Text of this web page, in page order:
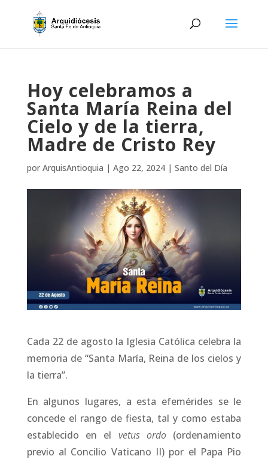
Hoy celebramos a
Santa María Reina del
Cielo y de la tierra,
Madre de Cristo Rey
por ArquisAntioquia | Ago 22, 2024| Santo del Día
Cada 22 de agosto la Iglesia Católica celebra la
memoria de “Santa María, Reina de los cielos y
la tierra”.
En algunos lugares, a esta efemérides se le
concede el rango de fiesta, tal y como estaba
establecido en el vetus ordo(ordenamiento
previo al Concilio Vaticano II) por el Papa Pio